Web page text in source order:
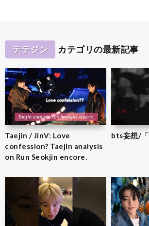
テテジン カテゴリの最新記事
Taejin / JinV: Love
confession? Taejin analysis
on Run Seokjin encore.
bts妄想/「